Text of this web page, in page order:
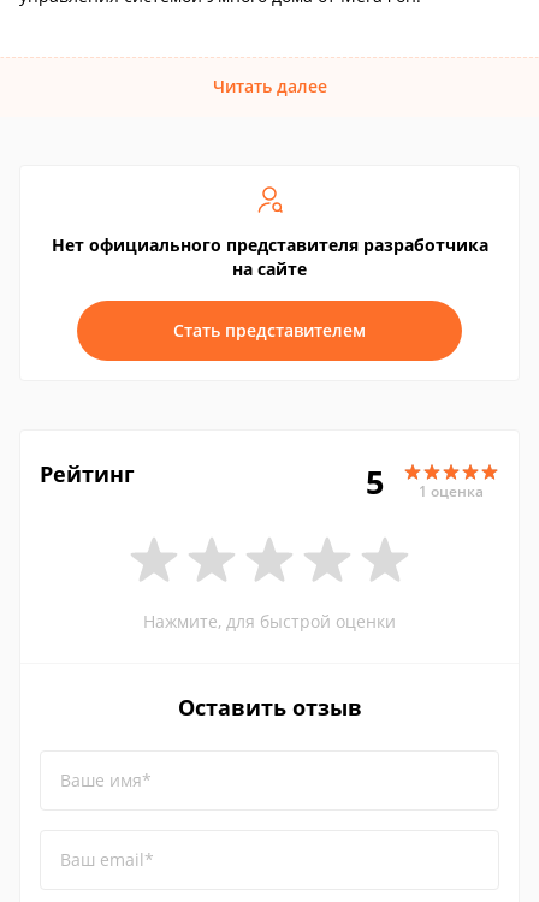
Читать далее
Нет официального представителя разработчика
на сайте
Стать представителем
Рейтинг 5 1 оценка
Нажмите, для быстрой оценки
Оставить отзыв
Ваше имя*
Ваш email*